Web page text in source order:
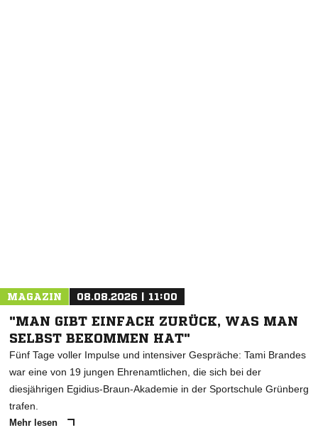
MAGAZIN 08.08.2026 | 11:00
"MAN GIBT EINFACH ZURÜCK, WAS MAN
SELBST BEKOMMEN HAT"
Fünf Tage voller Impulse und intensiver Gespräche: Tami Brandes
war eine von 19 jungen Ehrenamtlichen, die sich bei der
diesjährigen Egidius-Braun-Akademie in der Sportschule Grünberg
trafen.
Mehr lesen